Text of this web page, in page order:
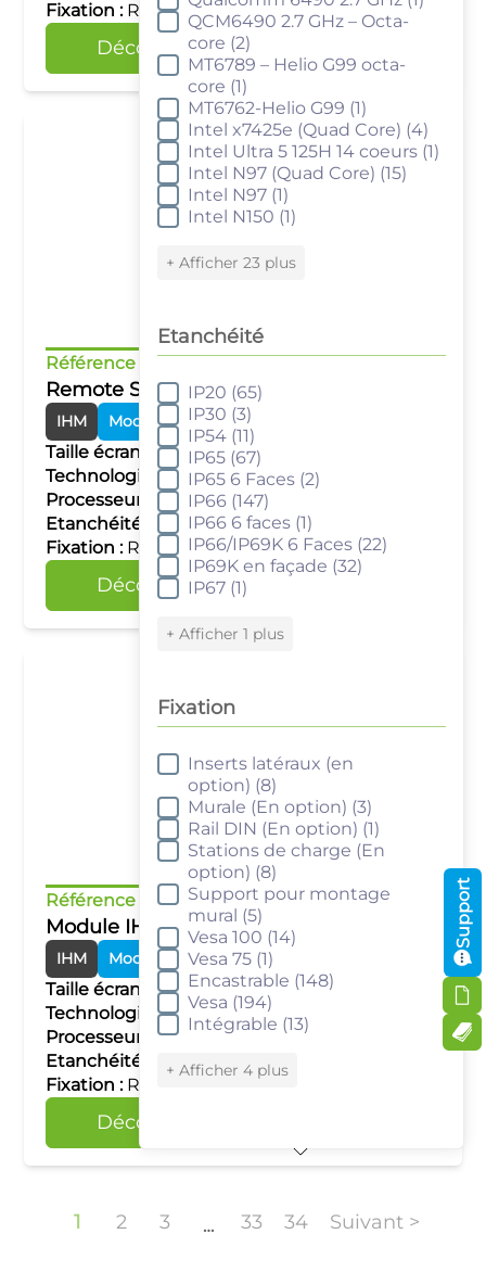
QCM6490 2.7 GHz – Octa-
core (2)
MT6789 – Helio G99 octa-
core (1)
MT6762-Helio G99 (1)
Intel x7425e (Quad Core) (4)
Intel Ultra 5 125H 14 coeurs (1)
Intel N97 (Quad Core) (15)
Intel N97 (1)
Intel N150 (1)
+ Afficher 23 plus
Etanchéité
Etanchéité
IP20 (65)
IP30 (3)
IP54 (11)
IP65 (67)
IP65 6 Faces (2)
IP66 (147)
IP66 6 faces (1)
IP66/IP69K 6 Faces (22)
IP69K en façade (32)
IP67 (1)
+ Afficher 1 plus
Fixation
Fixation
Inserts latéraux (en
option) (8)
Murale (En option) (3)
Rail DIN (En option) (1)
Stations de charge (En
option) (8)
Support pour montage
mural (5)
Vesa 100 (14)
Vesa 75 (1)
Encastrable (148)
Vesa (194)
Intégrable (13)
+ Afficher 4 plus
Fixation : Rail DIN
Découvrir
Référence : cMT-SVRX-820
Remote Serveur IHM
IHM Modules Smart
Taille écran :
de 7" à 86"
Technologie tactile :–
Processeur :
Quad Core RISC
Etanchéité :
IP20
Fixation : Rail DIN
Découvrir
Référence : cMT-FHDX-820
Module IHM Smart
IHM Modules Smart
Taille écran :
de 7" à 86"
Technologie tactile :–
Processeur :
Quad Core RISC
Etanchéité :
IP20
Fixation : Rail DIN
Découvrir
1 2 3 … 33 34 Suivant >
Support